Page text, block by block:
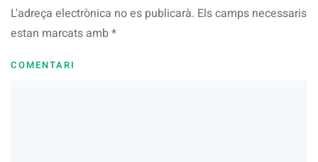
L'adreça electrònica no es publicarà. Els camps necessaris
estan marcats amb*
COMENTARI